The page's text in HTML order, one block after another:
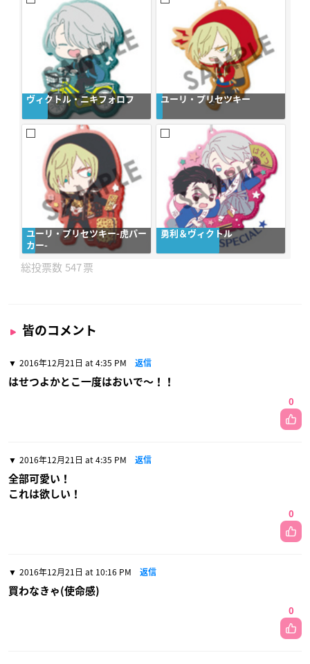
ヴィクトル・ニキフォロフ ユーリ・プリセツキー
ユーリ・プリセツキー-虎パー
カー-
勇利＆ヴィクトル
547
皆のコメント
2016年12月21日 at 4:35 PM 返信
はせつよかとこ一度はおいで〜！！
0
2016年12月21日 at 4:35 PM 返信
全部可愛い！
これは欲しい！
0
2016年12月21日 at 10:16 PM 返信
買わなきゃ(使命感)
0